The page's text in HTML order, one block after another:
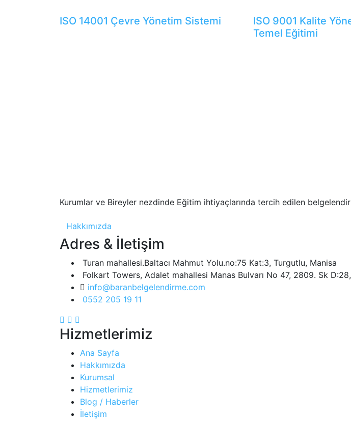
ISO 14001 Çevre Yönetim Sistemi
ISO 9001 Kalite
Temel Eğitimi
Kurumlar ve Bireyler nezdinde Eğitim ihtiyaçlarında tercih edilen
Hakkımızda
Adres & İletişim
Turan mahallesi.Baltacı Mahmut Yolu.no:75 Kat:3, Turgutlu, Manisa
Folkart Towers, Adalet mahallesi Manas Bulvarı No 47, 2809. Sk
info@baranbelgelendirme.com
0552 205 19 11
Hizmetlerimiz
Ana Sayfa
Hakkımızda
Kurumsal
Hizmetlerimiz
Blog / Haberler
İletişim